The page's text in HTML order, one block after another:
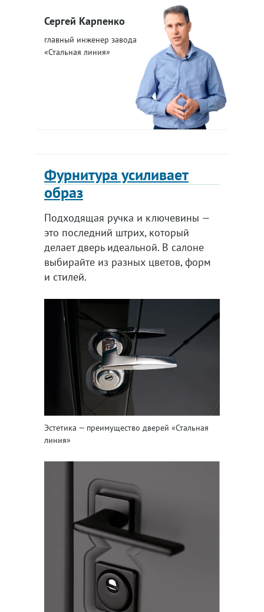
Сергей Карпенко
главный инженер завода
«Стальная линия»
Фурнитура усиливает
образ
Подходящая ручка и ключевины —
это последний штрих, который
делает дверь идеальной. В салоне
выбирайте из разных цветов, форм
и стилей.
Эстетика — преимущество дверей «Стальная
линия»